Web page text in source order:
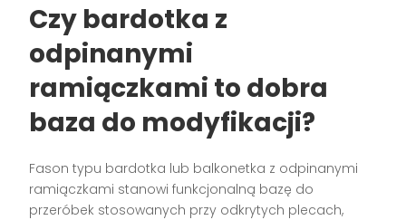
Czy bardotka z
odpinanymi
ramiączkami to dobra
baza do modyfikacji?
Fason typu bardotka lub balkonetka z odpinanymi
ramiączkami stanowi funkcjonalną bazę do
przeróbek stosowanych przy odkrytych plecach,